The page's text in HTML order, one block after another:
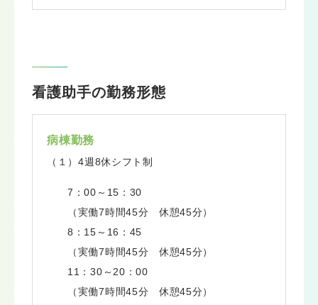
看護助手の勤務形態
病棟勤務
（１）4週8休シフト制
7：00～15：30
（実働7時間45分 休憩45分）
8：15～16：45
（実働7時間45分 休憩45分）
11：30～20：00
（実働7時間45分 休憩45分）